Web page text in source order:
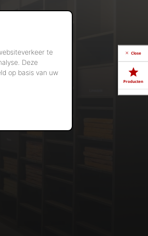
te
Deze
op basis van uw
Close
Producten